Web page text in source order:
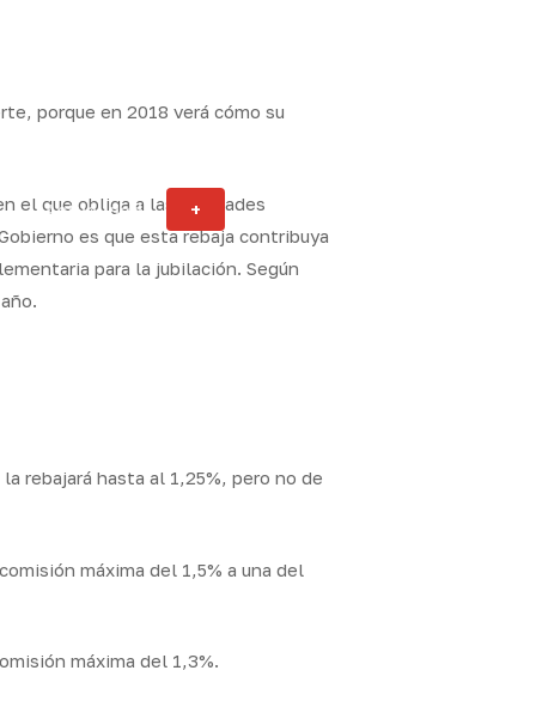
Actualidad +
porque en 2018 verá cómo su
el que obliga a las entidades
es que esta rebaja contribuya
para la jubilación. Según
rebajará hasta al 1,25%, pero no de
máxima del 1,5% a una del
máxima del 1,3%.